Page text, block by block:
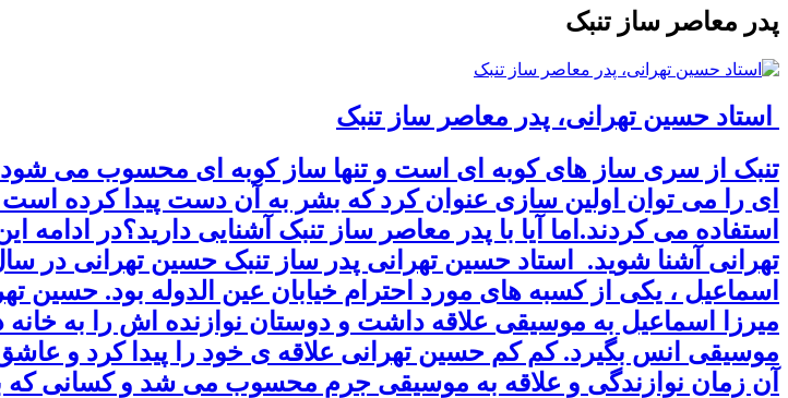
پدر معاصر ساز تنبک
استاد حسین تهرانی، پدر معاصر ساز تنبک
ای را می توان اولین سازی عنوان کرد که بشر به آن دست پیدا کرده است
استفاده می کردند.اما آیا با پدر معاصر ساز تنبک آشنایی دارید؟در
اسماعیل ، یکی از کسبه های مورد احترام خیابان عین الدوله بود. حسین
میرزا اسماعیل به موسیقی علاقه داشت و دوستان نوازنده اش را به
موسیقی انس بگیرد. کم کم حسین تهرانی علاقه ی خود را پیدا کرد و
آن زمان نوازندگی و علاقه به موسیقی جرم محسوب می شد و کسانی که